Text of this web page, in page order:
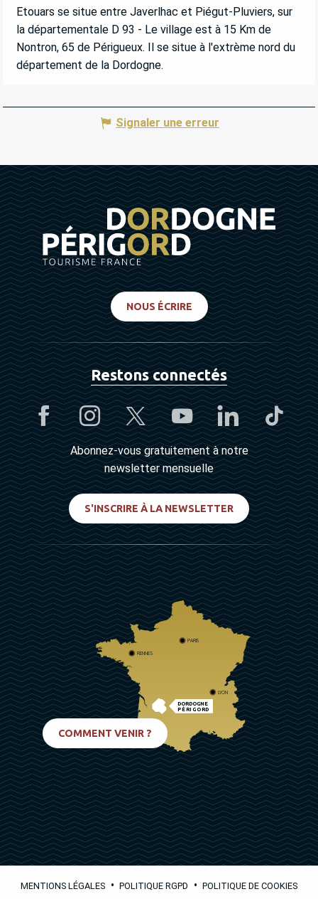
Etouars se situe entre Javerlhac et Piégut-Pluviers, sur
la départementale D 93 - Le village est à 15 Km de
Nontron, 65 de Périgueux. Il se situe à l'extrème nord du
département de la Dordogne.
Signaler une erreur
NOUS ÉCRIRE
Restons connectés
Abonnez-vous gratuitement à notre
newsletter mensuelle
S'INSCRIRE À LA NEWSLETTER
DORDOGNE
PÉRIGORD
PARIS
RENNES
LYON
COMMENT VENIR ?
MENTIONS LÉGALES • POLITIQUE RGPD • POLITIQUE DE COOKIES